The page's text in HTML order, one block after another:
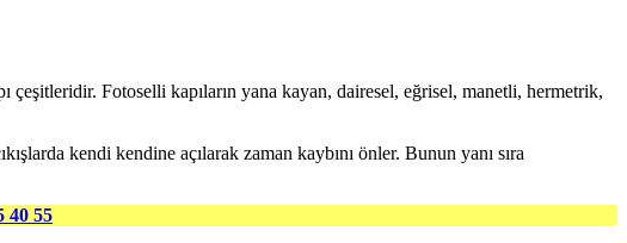
Fotoselli kapıların yana kayan, dairesel, eğrisel, manetli, hermetrik,
kendi kendine açılarak zaman kaybını önler. Bunun yanı sıra
40 55